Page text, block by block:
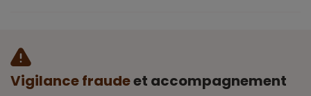
Vigilance fraudeet accompagnement